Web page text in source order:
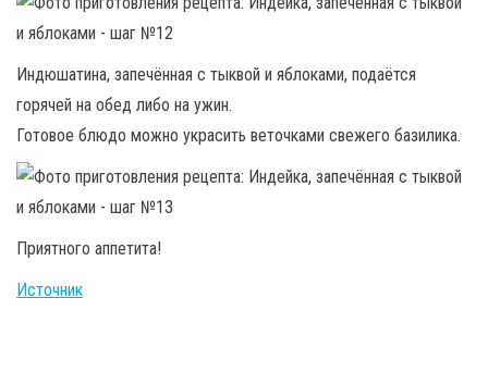
Индюшатина, запечённая с тыквой и яблоками, подаётся
горячей на обед либо на ужин.
Готовое блюдо можно украсить веточками свежего базилика.
Приятного аппетита!
Источник